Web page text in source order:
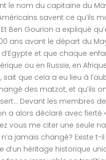
le nom du capitaine du
savent ce qu’ils
Ben Gourion a expliqué
ans avant le départ du
et que chaque
ou en Russie, en
sait que cela a eu lieu à
des matzot, et qu’ils
Devant les membres
a alors déclaré avec fierté
vous me citer une seule
jamais changé? Existe t-
d’un héritage historique